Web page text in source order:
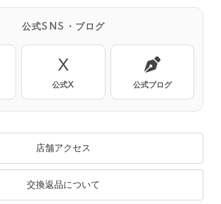
公式SNS・ブログ
X
公式X 公式ブログ
店舗アクセス
交換返品について